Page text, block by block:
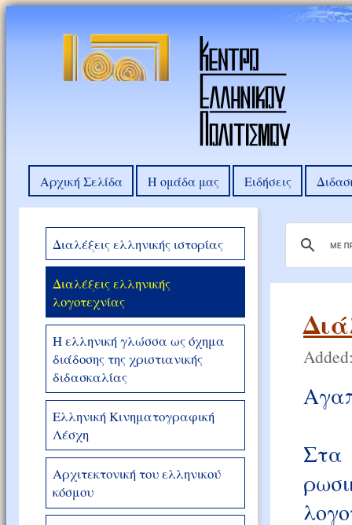
Αρχική Σελίδα Η ομάδα μας Ειδήσεις
Διαλέξεις ελληνικής ιστορίας
Διαλέξεις ελληνικής
λογοτεχνίας
Η ελληνική γλώσσα ως όχημα
διάδοσης της χριστιανικής
διδασκαλίας
Ελληνική Κινηματογραφική
Λέσχη
Αρχιτεκτονική του ελληνικού
κόσμου
Στα